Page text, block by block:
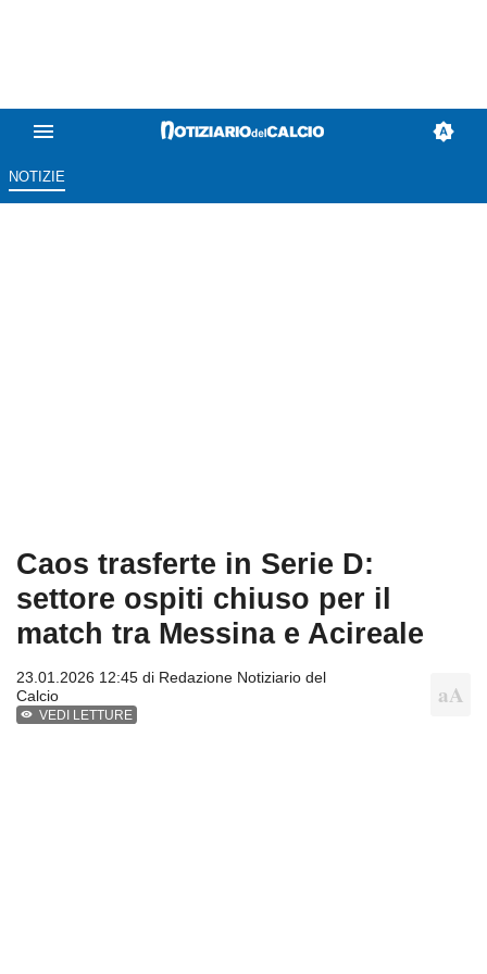
NOTIZIE
Caos trasferte in Serie D:
settore ospiti chiuso per il
match tra Messina e Acireale
23.01.2026 12:45 di Redazione Notiziario del
Calcio
VEDI LETTURE